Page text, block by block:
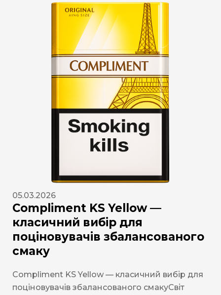
05.03.2026
Compliment KS Yellow —
класичний вибір для
поціновувачів збалансованого
смаку
Compliment KS Yellow — класичний вибір для
поціновувачів збалансованого смакуСвіт